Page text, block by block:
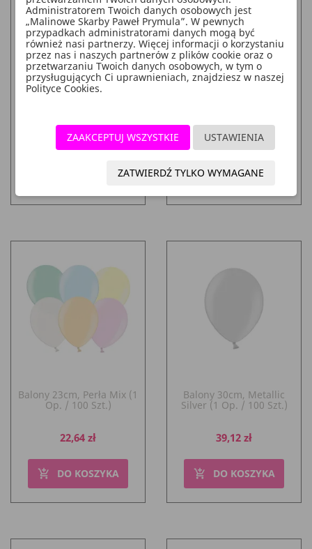
Balony 27cm, Crystal
Cena
22,78 zł
DO KOSZYKA
Cena
17,18 zł
add_shopping_cart DO KOSZYKA
Balony 23cm, Perła Mix (1
Op. / 100 Szt.)
Cena
22,64 zł
add_shopping_cart DO KOSZYKA
Balony 30cm, Metallic
Silver (1 Op. / 100 Szt.)
Cena
39,12 zł
add_shopping_cart DO KOSZYKA
Administratorem Twoich danych osobowych jest
„Malinowe Skarby Paweł Prymula”. W pewnych
przypadkach administratorami danych mogą być
również nasi partnerzy. Więcej informacji o korzystaniu
przez nas i naszych partnerów z plików cookie oraz o
przetwarzaniu Twoich danych osobowych, w tym o
przysługujących Ci uprawnieniach, znajdziesz w naszej
Polityce Cookies.
USTAWIENIA
ZAAKCEPTUJ WSZYSTKIE
ZATWIERDŹ TYLKO WYMAGANE